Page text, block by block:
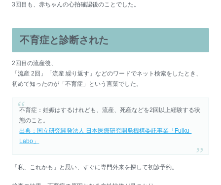
3回目も、赤ちゃんの心拍確認後のことでした。
不育症と診断された
2回目の流産後、
「流産 2回」「流産 繰り返す」などのワードでネット検索をしたとき、
初めて知ったのが「不育症」という言葉でした。
不育症：妊娠はするけれども、流産、死産などを2回以上経験する状
態のこと。
出典：国立研究開発法人 日本医療研究開発機構委託事業「Fuiku-
Labo」
「私、これかも」と思い、すぐに専門外来を探して初診予約。